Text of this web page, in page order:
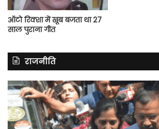
ऑटो रिक्शा में खूब बजता था 27
साल पुराना गीत
राजनीति